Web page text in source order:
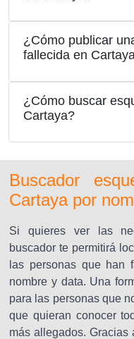
¿Cómo publicar
fallecida en
¿Cómo buscar
Cartaya?
Buscador
Cartaya por
Si quieres ver las
buscador te permitirá
las personas que han
nombre y data. Una
para las personas que
que quieran conocer
más allegados. Gracias